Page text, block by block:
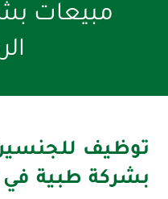
مبيعات
توظيف
بشركة طبية في